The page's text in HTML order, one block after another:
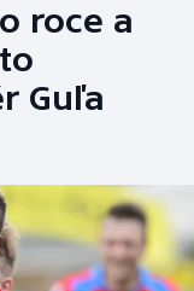
roce a
Guľa